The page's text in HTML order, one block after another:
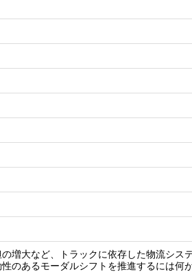
増大など、トラックに依存した物流シス
のあるモーダルシフトを推進するには何